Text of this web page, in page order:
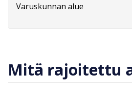
Varuskunnan alue
Mitä rajoitettu